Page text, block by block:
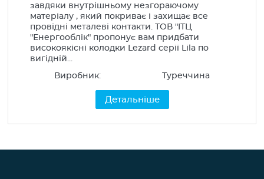
завдяки внутрішньому незгораючому
матеріалу , який покриває і захищає все
провідні металеві контакти. ТОВ "ІТЦ
"Енергооблік" пропонує вам придбати
високоякісні колодки Lezard серії Lila по
вигідній...
Виробник: Туреччина
Детальніше